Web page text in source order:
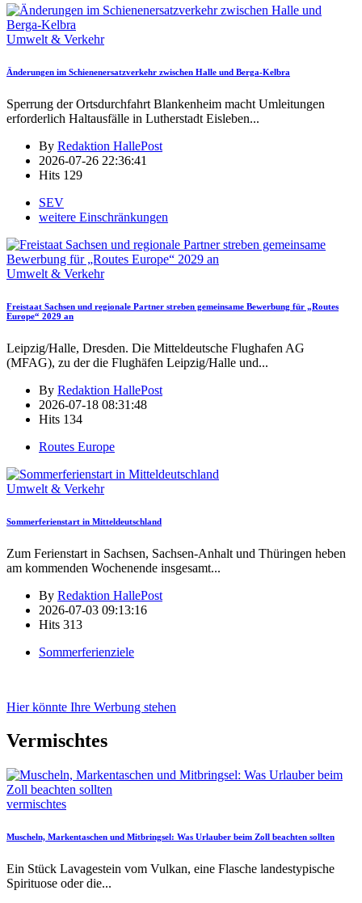
Umwelt & Verkehr
Änderungen im Schienenersatzverkehr zwischen Halle und Berga-Kelbra
Sperrung der Ortsdurchfahrt Blankenheim macht Umleitungen
erforderlich Haltausfälle in Lutherstadt Eisleben...
By Redaktion HallePost
2026-07-26 22:36:41
Hits 129
SEV
weitere Einschränkungen
Umwelt & Verkehr
Freistaat Sachsen und regionale Partner streben gemeinsame Bewerbung für „Routes
Europe“ 2029 an
Leipzig/Halle, Dresden. Die Mitteldeutsche Flughafen AG
(MFAG), zu der die Flughäfen Leipzig/Halle und...
By Redaktion HallePost
2026-07-18 08:31:48
Hits 134
Routes Europe
Umwelt & Verkehr
Sommerferienstart in Mitteldeutschland
Zum Ferienstart in Sachsen, Sachsen-Anhalt und Thüringen heben
am kommenden Wochenende insgesamt...
By Redaktion HallePost
2026-07-03 09:13:16
Hits 313
Sommerferienziele
Hier könnte Ihre Werbung stehen
Vermischtes
vermischtes
Muscheln, Markentaschen und Mitbringsel: Was Urlauber beim Zoll beachten sollten
Ein Stück Lavagestein vom Vulkan, eine Flasche landestypische
Spirituose oder die...